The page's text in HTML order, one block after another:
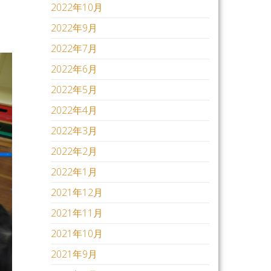
2022年10月
2022年9月
2022年7月
2022年6月
2022年5月
2022年4月
2022年3月
2022年2月
2022年1月
2021年12月
2021年11月
2021年10月
2021年9月